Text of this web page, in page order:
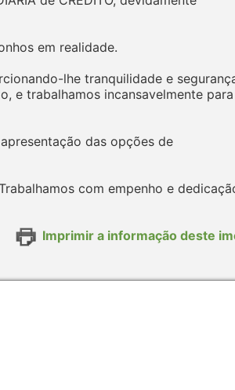
em realidade.
lhe tranquilidade e
e trabalhamos incansavelmente para
das opções de
com empenho e
Imprimir a informação deste